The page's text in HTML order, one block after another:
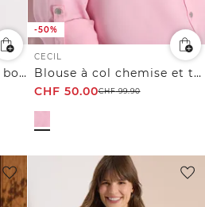
Top chemisier avec col bowling et nœuds
-50%
CECIL
Blouse à col chemise et turn-up
CHF 50.00CHF99.90